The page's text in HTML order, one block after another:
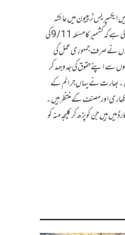
ٹریبیون میں عائشہ
صدیقہ کے مضمون کے جواب میں سبھی لکھاریوں سے گزارش کی ہے کہ کشمیرکا مسئلہ 9/11 کی
نے صرف جمہوری عمل کی
سے اپنے حقوق کی جد وجہد کر
بھارت نے یہاں جرائم کے
اور مصنف کے منتظر ہیں۔
فائلیں ریکارڈ میں ہیں جن کو پڑھ کر کلیجہ منہ کو